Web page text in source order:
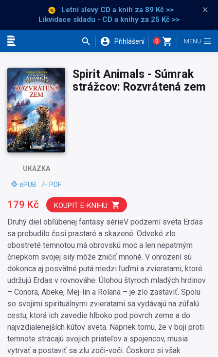
Letní slevy CD a knih za 89 Kč >>
Likvidace skladu - CD a knihy za 25 Kč >>
×
Přihlášení 0
UKÁZKA
ePUB PDF
Spirit Animals - Súmrak
strážcov: Rozvrátená zem
Druhý diel obľúbenej fantasy sérieV podzemí sveta Erdas
sa prebudilo čosi prastaré a skazené. Odveké zlo
obostreté temnotou má obrovskú moc a len nepatrným
čriepkom svojej sily môže zničiť mnohé. V ohrození sú
dokonca aj posvätné putá medzi ľuďmi a zvieratami, ktoré
udržujú Erdas v rovnováhe. Úlohou štyroch mladých hrdinov
– Conora, Abeke, Mej-lin a Rolana – je zlo zastaviť. Spolu
so svojimi spirituálnymi zvieratami sa vydávajú na zúfalú
cestu, ktorá ich zavedie hlboko pod povrch zeme a do
najvzdialenejších kútov sveta. Napriek tomu, že v boji proti
temnote strácajú svojich priateľov a spojencov, musia
vytrvať a postaviť sa zlu zoči-voči. Čoskoro si však
179 Kč KOUPIT E-KNIHU